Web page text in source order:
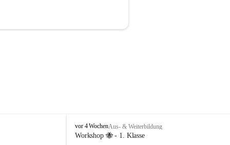
V
o
vor 4 WochenAus- & Weiterbildung
Workshop 🐝 - 1. Klasse